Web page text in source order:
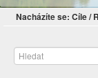
Nacházíte se: Cíle/